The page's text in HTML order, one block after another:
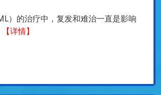
）的治疗中，复发和难治一直是影响
【详情】